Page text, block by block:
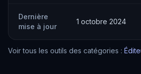
Dernière
mise à jour
1 octobre 2024
Voir tous les outils des catégories :